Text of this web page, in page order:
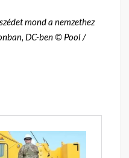
mond a nemzethez
DC-ben © Pool /